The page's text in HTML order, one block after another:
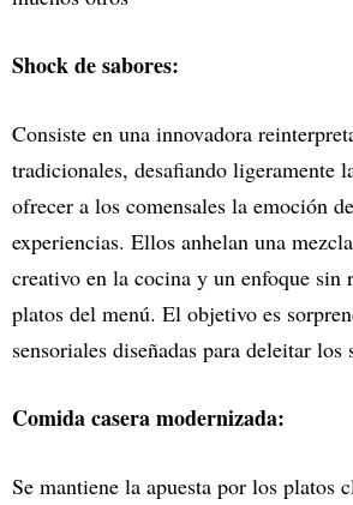
Shock de sabores:
Consiste en una innovadora
tradicionales, desafiando ligeramente
ofrecer a los comensales la emoción
experiencias. Ellos anhelan una
creativo en la cocina y un enfoque sin
platos del menú. El objetivo es
sensoriales diseñadas para deleitar los
Comida casera modernizada:
Se mantiene la apuesta por los platos